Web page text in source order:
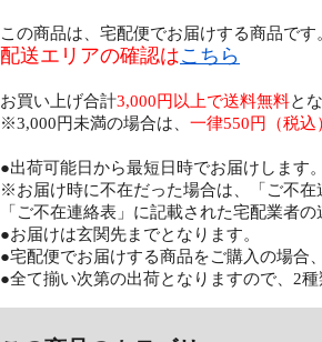
この商品は、宅配便でお届けする商品です
配送エリアの確認はこちら
お買い上げ合計3,000円以上で送料無料と
※3,000円未満の場合は、 一律550円（税込
●出荷可能日から最短日時でお届けします
※お届け時に不在だった場合は、「ご不在
「ご不在連絡表」に記載された宅配業者
●お届けは玄関先までとなります。
●宅配便でお届けする商品をご購入の場合
●全て揃い次第の出荷となりますので、2